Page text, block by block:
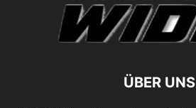
ÜBER UNS